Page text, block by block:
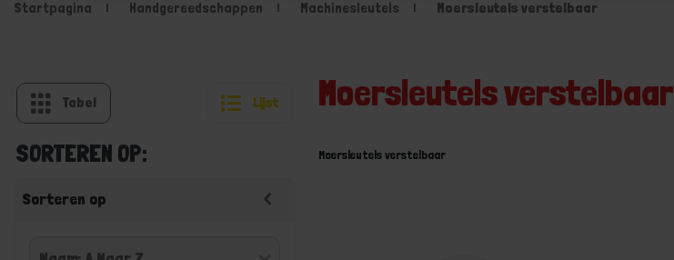
Startpagina Handgereedschappen Machinesleutels Moersleutels verstelbaar
Tabel Lijst
SORTEREN OP:
Sorteren op
Moersleutels verstelbaar
Moersleutels verstelbaar